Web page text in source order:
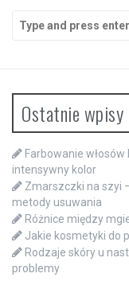
Search
for:
Ostatnie wpisy
Farbowanie
intensywny kolor
Zmarszczki na szyi
metody usuwania
Różnice między
Jakie kosmetyki do
Rodzaje skóry u
problemy